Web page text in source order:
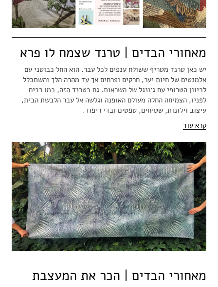
מאחורי הבדים | טרנד שצמח לו פרא
יש כאן טרנד מטריף ששולח ענפים לכל עבר. הוא החל כבוטני עם
אלמנטים של חיות יער, חרקים ופרחים אך עד מהרה הלך והשתכלל
לכיוון הטרופי עם ג׳ונגל של השראות. גם בטרנד הזה, כמו רבים
לפניו, הצמיחה החלה מעולם האופנה וגלשה אל עבר הלבשת הבית,
עיצוב וילונות, שטיחים, טפטים ובדי ריפוד.
קרא עוד
מאחורי הבדים | הכר את המעצבת